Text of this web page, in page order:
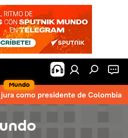
Mundo
como presidente de Colombia